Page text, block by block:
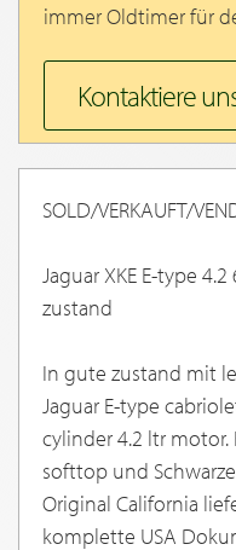
immer Oldtimer für
Kontaktiere
SOLD/VERKAUFT/
Jaguar XKE E-type
zustand
In gute zustand mit
Jaguar E-type
cylinder 4.2 ltr
softtop und
Original California
komplette USA